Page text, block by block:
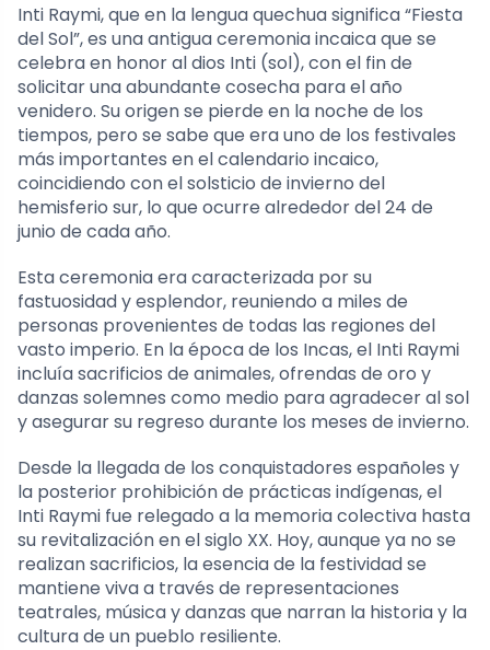
Inti Raymi, que en la lengua quechua significa “Fiesta
del Sol”, es una antigua ceremonia incaica que se
celebra en honor al dios Inti (sol), con el fin de
solicitar una abundante cosecha para el año
venidero. Su origen se pierde en la noche de los
tiempos, pero se sabe que era uno de los festivales
más importantes en el calendario incaico,
coincidiendo con el solsticio de invierno del
hemisferio sur, lo que ocurre alrededor del 24 de
junio de cada año.
Esta ceremonia era caracterizada por su
fastuosidad y esplendor, reuniendo a miles de
personas provenientes de todas las regiones del
vasto imperio. En la época de los Incas, el Inti Raymi
incluía sacrificios de animales, ofrendas de oro y
danzas solemnes como medio para agradecer al sol
y asegurar su regreso durante los meses de invierno.
Desde la llegada de los conquistadores españoles y
la posterior prohibición de prácticas indígenas, el
Inti Raymi fue relegado a la memoria colectiva hasta
su revitalización en el siglo XX. Hoy, aunque ya no se
realizan sacrificios, la esencia de la festividad se
mantiene viva a través de representaciones
teatrales, música y danzas que narran la historia y la
cultura de un pueblo resiliente.